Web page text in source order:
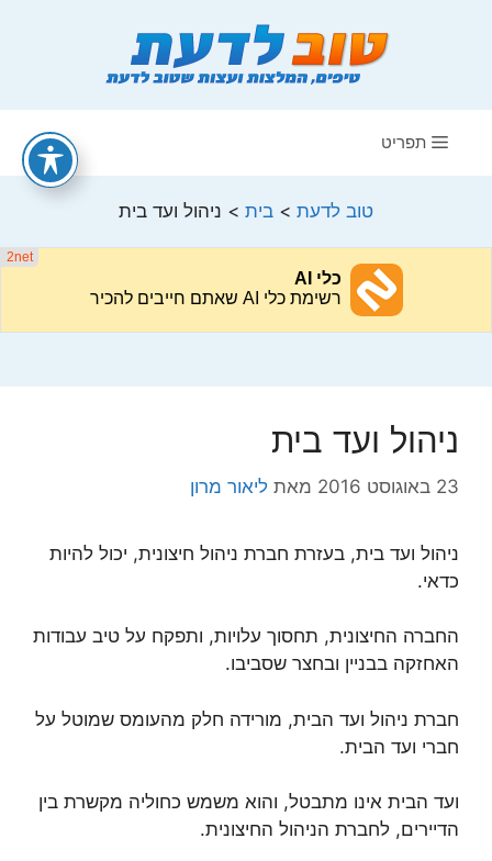
תפריט
טוב לדעת > בית > ניהול ועד בית
ניהול ועד בית
23 באוגוסט 2016 מאת ליאור מרון
ניהול ועד בית, בעזרת חברת ניהול חיצונית, יכול להיות
כדאי.
החברה החיצונית, תחסוך עלויות, ותפקח על טיב עבודות
האחזקה בבניין ובחצר שסביבו.
חברת ניהול ועד הבית, מורידה חלק מהעומס שמוטל על
חברי ועד הבית.
ועד הבית אינו מתבטל, והוא משמש כחוליה מקשרת בין
הדיירים, לחברת הניהול החיצונית.